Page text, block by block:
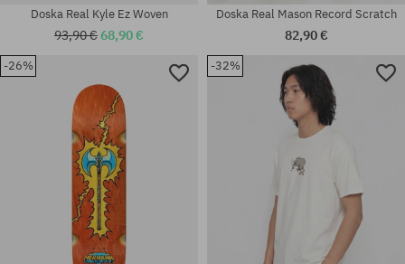
Dostupné veľkosti:
Dostupné veľkosti:
Doska Real Kyle Ez Woven
93,90 €68,90 €
Doska Real Mason Record Scratch
82,90 €
-26% -32%